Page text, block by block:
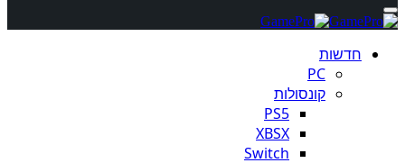
חדשות
PC
קונסולות
PS5
XBSX
Switch